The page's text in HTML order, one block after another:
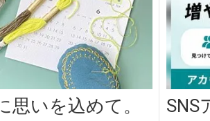
思いを込めて。
SNS